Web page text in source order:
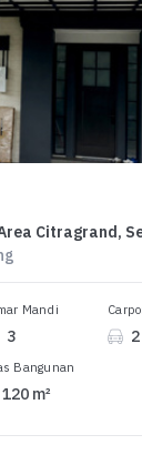
Citragrand,
Mandi
3 2
Bangunan
120 m²